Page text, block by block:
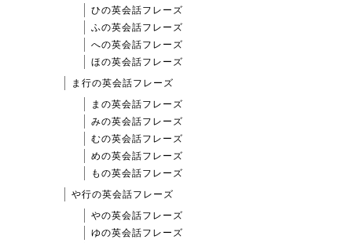
ひの英会話フレーズ
ふの英会話フレーズ
への英会話フレーズ
ほの英会話フレーズ
ま行の英会話フレーズ
まの英会話フレーズ
みの英会話フレーズ
むの英会話フレーズ
めの英会話フレーズ
もの英会話フレーズ
や行の英会話フレーズ
やの英会話フレーズ
ゆの英会話フレーズ